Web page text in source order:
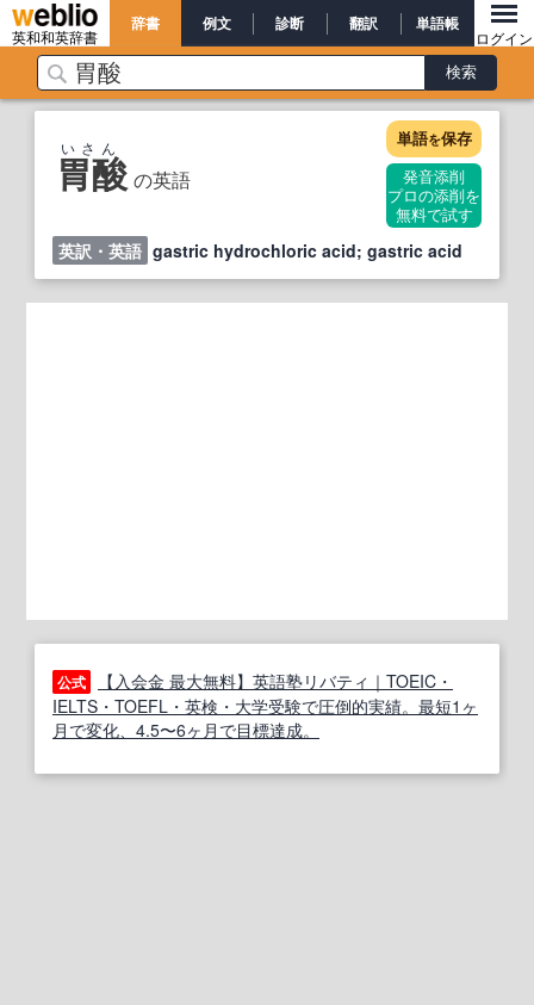
英和和英辞書
辞書 例文 診断 翻訳 単語帳
ログイン
胃酸 の英語
いさん 単語を保存
発音添削
プロの添削を
無料で試す
英訳・英語 gastric hydrochloric acid; gastric acid
公式
【入会金 最大無料】英語塾リバティ｜TOEIC・
IELTS・TOEFL・英検・大学受験で圧倒的実績。最短1ヶ
月で変化、4.5〜6ヶ月で目標達成。